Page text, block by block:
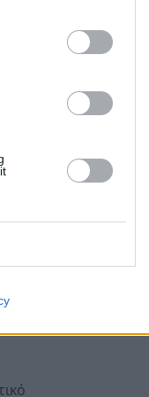
σε
του